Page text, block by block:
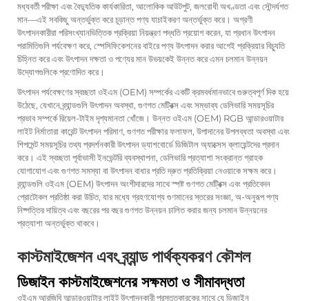
মধ্যবর্তী পরীক্ষা এবং বৈদ্যুতিক কার্যকারিতা, আলোকিক আউটপুট, জলরোধী অখণ্ডতা এবং সৌন্দর্যগত
মান—এই সবকিছু অন্তর্ভুক্ত করে চূড়ান্ত পণ্য যাচাইকরণ অন্তর্ভুক্ত করে। অগ্রণী
উৎপাদনকারীরা পরিসংখ্যানভিত্তিক প্রক্রিয়া নিয়ন্ত্রণ পদ্ধতি প্রয়োগ করেন, যা প্রধান উৎপাদন
পরামিতিগুলি পর্যবেক্ষণ করে, স্পেসিফিকেশনের বাইরে পণ্য উৎপাদন করার আগেই প্রক্রিয়ার বিচ্যুতি
চিহ্নিত করে এবং উৎপাদন দক্ষতা ও পণ্যের মান উভয়কেই উন্নত করে এমন চলমান উন্নয়ন
উদ্যোগগুলিকে প্রণোদিত করে।
উৎপাদন পর্যবেক্ষণের স্বচ্ছতা ওইএম (OEM) সম্পর্কের একটি ক্রমবর্ধমানভাবে গুরুত্বপূর্ণ দিক হয়ে
উঠেছে, যেখানে ব্র্যান্ডগুলি উৎপাদন অবস্থা, গুণগত মেট্রিক্স এবং সম্ভাব্য ডেলিভারি সময়সূচির
প্রভাব সম্পর্কে রিয়েল-টাইম দৃশ্যমানতা খোঁজে। উন্নত ওইএম (OEM) RGB আন্ডারওয়াটার
লাইট নির্মাতারা কারেন্ট উৎপাদন পরিমাণ, গুণগত পরীক্ষার ফলাফল, উপাদানের উপলব্ধতা অবস্থা এবং
শিপমেন্ট সময়সূচির তথ্য প্রদর্শনকারী উৎপাদন ড্যাশবোর্ডে ডিজিটাল অ্যাক্সেস ক্লায়েন্টদের প্রদান
করে। এই স্বচ্ছতা পূর্বাভাসী ইনভেন্টরি ব্যবস্থাপনা, ডেলিভারি প্রত্যাশা সংক্রান্ত গ্রাহক
যোগাযোগ এবং গুণগত সমস্যা বা উৎপাদন বাধার প্রতি দ্রুত প্রতিক্রিয়া নেওয়াকে সক্ষম করে।
ব্র্যান্ডগুলি ওইএম (OEM) উৎপাদন অংশীদারদের সাথে স্পষ্ট গুণগত মেট্রিক্স এবং প্রতিবেদন
প্রোটোকল প্রতিষ্ঠা করা উচিত, যার মধ্যে গ্রহণযোগ্য গুণমানের স্তরের সংজ্ঞা, অ-অনুরূপ পণ্য
নিষ্পত্তির দায়িত্ব এবং বছরের পর বছর গুণগত উন্নয়ন চালিত করার জন্য চলমান উন্নয়নের
প্রত্যাশা অন্তর্ভুক্ত থাকবে।
কাস্টমাইজেশন এবং ব্র্যান্ড পার্থক্যকরণ কৌশল
ডিজাইন কাস্টমাইজেশনের সক্ষমতা ও সীমাবদ্ধতা
ওইএম আরজিবি আন্ডারওয়াটার লাইট উৎপাদনকারী প্রস্তুতকারকের সাথে যে ডিজাইন